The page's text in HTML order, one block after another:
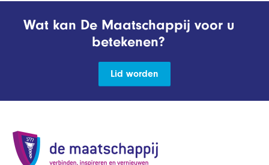
Wat kan De Maatschappij voor u
betekenen?
Lid worden